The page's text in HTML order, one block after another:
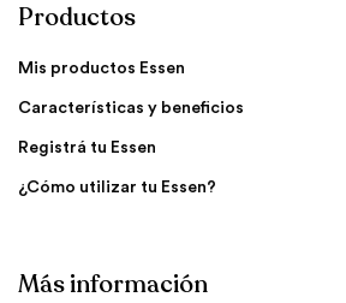
Productos
Mis productos Essen
Características y beneficios
Registrá tu Essen
¿Cómo utilizar tu Essen?
Más información